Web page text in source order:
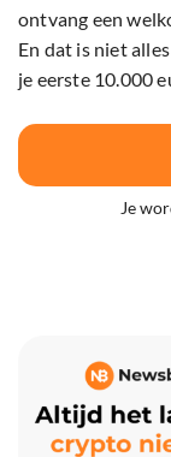
ontvang een
En dat is niet
je eerste 10.000
Je